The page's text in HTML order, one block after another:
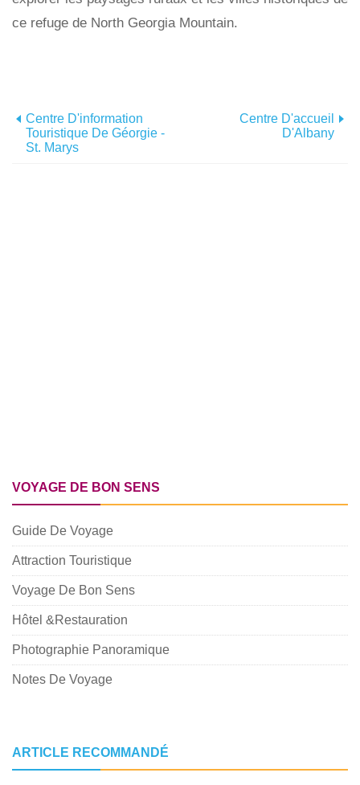
ce refuge de North Georgia Mountain.
Centre D'information
Touristique De Géorgie -
St. Marys
Centre D'accueil
D'Albany
VOYAGE DE BON SENS
Guide De Voyage
Attraction Touristique
Voyage De Bon Sens
Hôtel &Restauration
Photographie Panoramique
Notes De Voyage
ARTICLE RECOMMANDÉ